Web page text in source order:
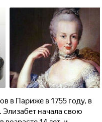
в Париже в 1755 году, в
начала свою